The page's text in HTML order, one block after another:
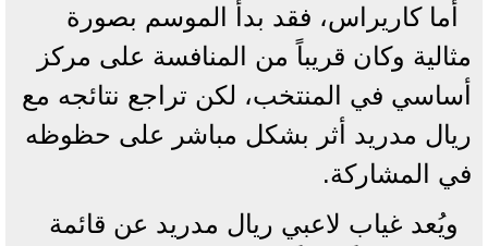
أما كاريراس، فقد بدأ الموسم بصورة
مثالية وكان قريباً من المنافسة على مركز
أساسي في المنتخب، لكن تراجع نتائجه مع
ريال مدريد أثر بشكل مباشر على حظوظه
في المشاركة.
ويُعد غياب لاعبي ريال مدريد عن قائمة